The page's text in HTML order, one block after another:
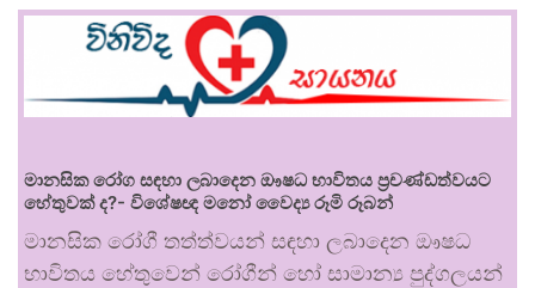
මානසික රෝග සඳහා ලබාදෙන ඖෂධ භාවිතය ප්‍රචණ්ඩත්වයට
හේතුවක් ද?- විශේෂඥ මනෝ වෛද්‍ය රූමි රූබන්
මානසික රෝගී තත්ත්වයන් සඳහා ලබාදෙන ඖෂධ
භාවිතය හේතුවෙන් රෝගීන් හෝ සාමාන්‍ය පුද්ගලයන්